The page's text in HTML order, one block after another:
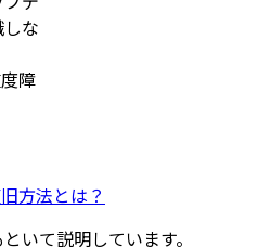
な
障
いて説明しています。